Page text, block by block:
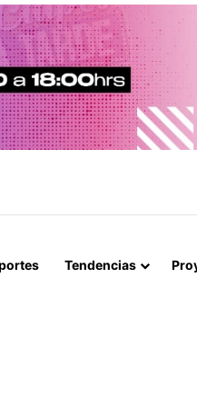
CON UN AUTO
Tendencias